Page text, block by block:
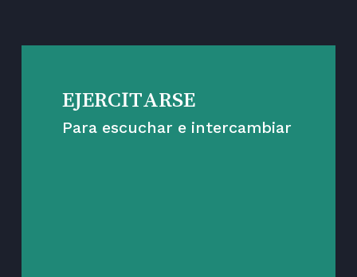
EJERCITARSE
Para escuchar e intercambiar